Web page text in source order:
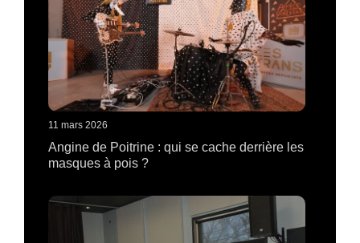
11 mars 2026
Angine de Poitrine : qui se cache derrière les
masques à pois ?